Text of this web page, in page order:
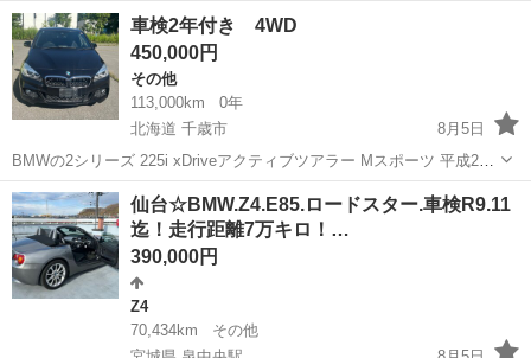
千葉 山武郡 横芝駅
車検2年付き 4WD
450,000円
その他
113,000km
0年
北海道 千歳市
8月5日
BMWの2シリーズ 225i xDriveアクティブツアラー Mスポーツ 平成27
年車 現車確認可能 スマートキー2本あり
北海道 千歳市 その他
仙台☆BMW.Z4.E85.ロードスター.車検R9.11
迄！走行距離7万キロ！…
390,000円
Z4
70,434km
その他